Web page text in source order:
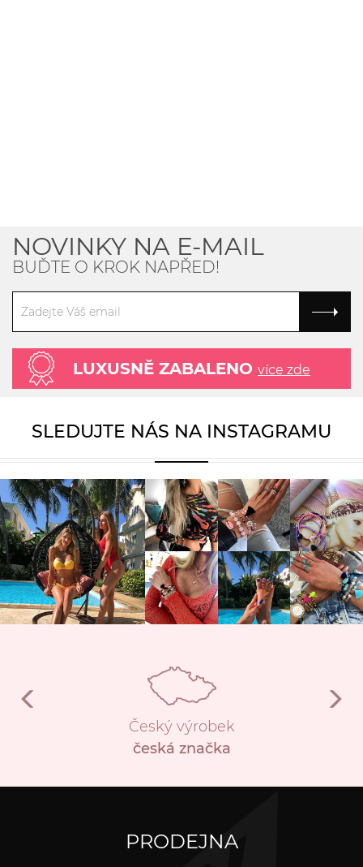
NOVINKY NA E-MAIL
BUĎTE O KROK NAPŘED!
LUXUSNĚ ZABALENO více zde
SLEDUJTE NÁS NA INSTAGRAMU
Český výrobek
česká značka
PRODEJNA